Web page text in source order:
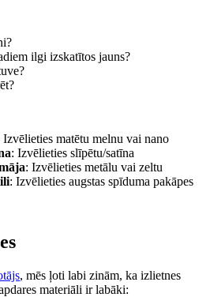
ilgi izskatītos jauns?
Izvēlieties matētu melnu vai nano
: Izvēlieties slīpētu/satīna
: Izvēlieties metālu vai zeltu
: Izvēlieties augstas spīduma pakāpes
, mēs ļoti labi zinām, ka izlietnes
materiāli ir labāki: